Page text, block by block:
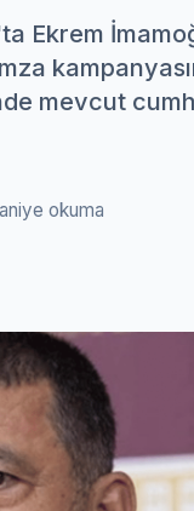
Ekrem
mevcut
okuma